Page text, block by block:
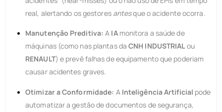
real, alertando os gestores antesque o acidente ocorra.
Manutenção Preditiva: A IAmonitora a saúde de
máquinas (como nas plantas daCNH INDUSTRIALou
RENAULT) e prevê falhas de equipamento que poderiam
causar acidentes graves.
Otimizar a Conformidade: A Inteligência Artificial pode
automatizar a gestão de documentos de segurança,